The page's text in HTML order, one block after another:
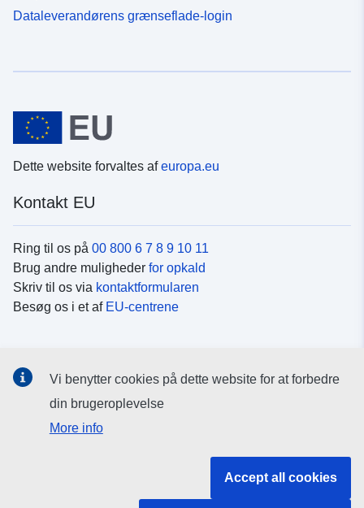
Dataleverandørens grænseflade-login
Dette website forvaltes afeuropa.eu
Kontakt EU
Ring til os på 00 800 6 7 8 9 10 11
Brug andre muligheder for opkald
Skriv til os via kontaktformularen
Besøg os i et af EU-centrene
Søg efter EU's sider påsociale medier
EU-institutioner og -organer
Vi benytter cookies på dette website for at forbedre
din brugeroplevelse
More info
Accept all cookies